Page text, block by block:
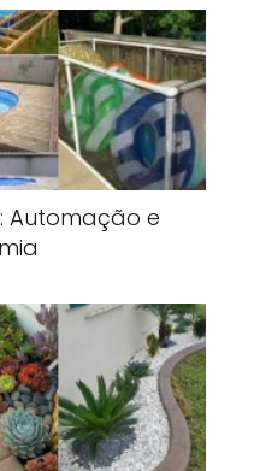
Automação e